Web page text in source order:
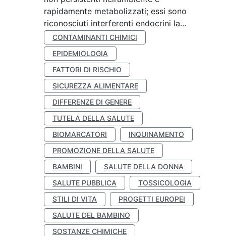
rapidamente metabolizzati; essi sono
riconosciuti interferenti endocrini la...
CONTAMINANTI CHIMICI
EPIDEMIOLOGIA
FATTORI DI RISCHIO
SICUREZZA ALIMENTARE
DIFFERENZE DI GENERE
TUTELA DELLA SALUTE
BIOMARCATORI
INQUINAMENTO
PROMOZIONE DELLA SALUTE
BAMBINI
SALUTE DELLA DONNA
SALUTE PUBBLICA
TOSSICOLOGIA
STILI DI VITA
PROGETTI EUROPEI
SALUTE DEL BAMBINO
SOSTANZE CHIMICHE